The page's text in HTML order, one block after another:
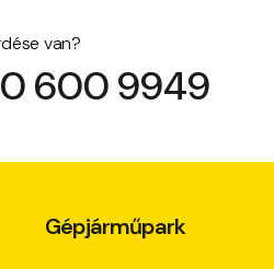
van?
600 9949
Gépjárműpark